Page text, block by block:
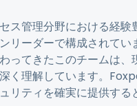
管理分野における経験
リーダーで構成されて
ってきたこのチームは、
く理解しています。
リティを確実に提供する